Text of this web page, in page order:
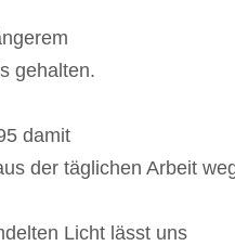
gehalten.
damit
der täglichen Arbeit
Licht lässt uns